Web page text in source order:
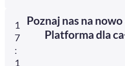
1
7
:
1
Poznaj nas na
Platforma dla